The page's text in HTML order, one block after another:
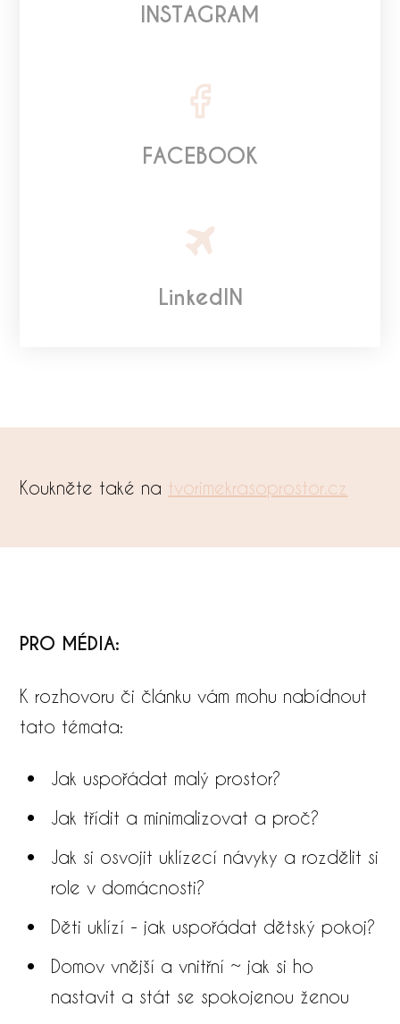
INSTAGRAM
FACEBOOK
LinkedIN
Koukněte také na tvorimekrasoprostor.cz
PRO MÉDIA:
K rozhovoru či článku vám mohu nabídnout
tato témata:
Jak uspořádat malý prostor?
Jak třídit a minimalizovat a proč?
Jak si osvojit uklízecí návyky a rozdělit si
role v domácnosti?
Děti uklízí - jak uspořádat dětský pokoj?
Domov vnější a vnitřní ~ jak si ho
nastavit a stát se spokojenou ženou